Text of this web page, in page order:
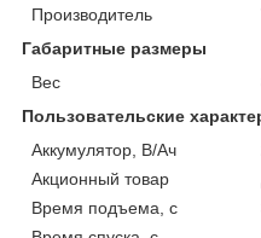
Производитель
Габаритные размеры
Вес
Пользовательские
Аккумулятор, В/Ач
Акционный товар
Время подъема, с